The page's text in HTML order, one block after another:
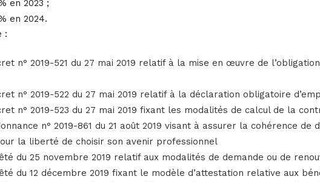
en 2023 ;
en 2024.
:
n° 2019-521 du 27 mai 2019 relatif à la mise en œuvre de
n° 2019-522 du 27 mai 2019 relatif à la déclaration obligatoire
n° 2019-523 du 27 mai 2019 fixant les modalités de calcul de la
n° 2019-861 du 21 août 2019 visant à assurer la cohérence
la liberté de choisir son avenir professionnel
du 25 novembre 2019 relatif aux modalités de demande ou de
du 12 décembre 2019 fixant le modèle d’attestation relative aux